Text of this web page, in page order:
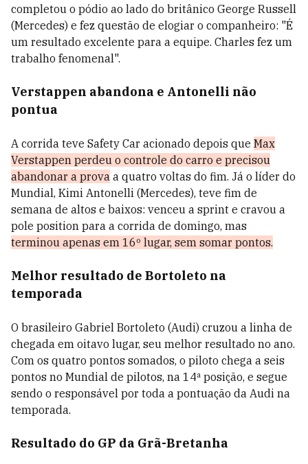
completou o pódio ao lado do britânico George Russell
(Mercedes) e fez questão de elogiar o companheiro: "É
um resultado excelente para a equipe. Charles fez um
trabalho fenomenal".
Verstappen abandona e Antonelli não
pontua
A corrida teve Safety Car acionado depois que Max
Verstappen perdeu o controle do carro e precisou
abandonar a prova a quatro voltas do fim. Já o líder do
Mundial, Kimi Antonelli (Mercedes), teve fim de
semana de altos e baixos: venceu a sprint e cravou a
pole position para a corrida de domingo, mas
terminou apenas em 16º lugar, sem somar pontos.
Melhor resultado de Bortoleto na
temporada
O brasileiro Gabriel Bortoleto (Audi) cruzou a linha de
chegada em oitavo lugar, seu melhor resultado no ano.
Com os quatro pontos somados, o piloto chega a seis
pontos no Mundial de pilotos, na 14ª posição, e segue
sendo o responsável por toda a pontuação da Audi na
temporada.
Resultado do GP da Grã-Bretanha